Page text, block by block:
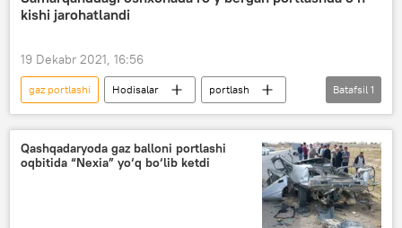
kishi jarohatlandi
19 Dekabr 2021, 16:56
gaz portlashi Hodisalar
portlash
Samarqand viloyati
Batafsil 1
Qashqadaryoda gaz balloni portlashi
oqbitida “Nexia” yo‘q bo‘lib ketdi